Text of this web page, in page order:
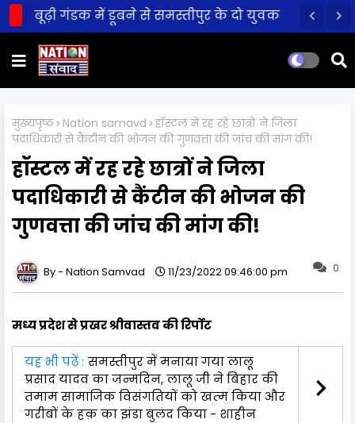
बूढ़ी गंडक में डूबने से समस्तीपुर के दो युवक
मुख्यपृष्ठ Nation samavd हॉस्टल में रह रहे छात्रों ने जिला
पदाधिकारी से कैंटीन की भोजन की गुणवत्ता की जांच की मांग की!
हॉस्टल में रह रहे छात्रों ने जिला
पदाधिकारी से कैंटीन की भोजन की
गुणवत्ता की जांच की मांग की!
0
Nation Samvad 11/23/2022 09:46:00 pm
मध्य प्रदेश से प्रखर श्रीवास्तव की रिर्पोट
यह भी पढ़ें : समस्तीपुर में मनाया गया लालू
प्रसाद यादव का जन्मदिन, लालू जी ने बिहार की
तमाम सामाजिक विसंगतियों को खत्‍म किया और
गरीबों के हक़ का झंडा बुलंद किया - शाहीन